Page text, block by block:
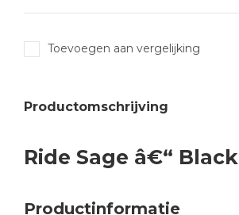
Toevoegen aan vergelijking
Productomschrijving
Ride Sage â€“ Black
Productinformatie